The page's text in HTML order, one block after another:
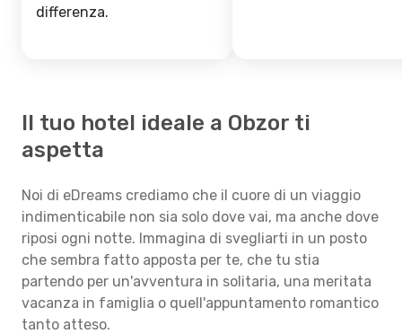
differenza.
Il tuo hotel ideale a Obzor ti
aspetta
Noi di eDreams crediamo che il cuore di un viaggio
indimenticabile non sia solo dove vai, ma anche dove
riposi ogni notte. Immagina di svegliarti in un posto
che sembra fatto apposta per te, che tu stia
partendo per un'avventura in solitaria, una meritata
vacanza in famiglia o quell'appuntamento romantico
tanto atteso.